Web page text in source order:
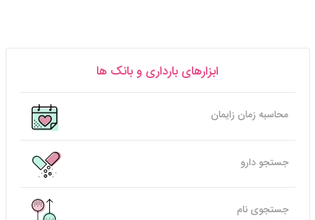
ابزارهای بارداری و بانک ها
محاسبه زمان زایمان
جستجو دارو
جستجوی نام